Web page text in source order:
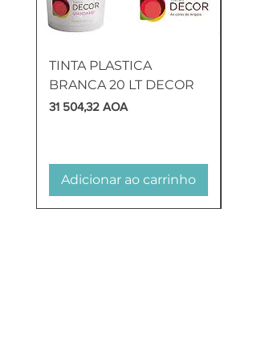
TINTA PLASTICA
BRANCA 20 LT DECOR
Preço
31 504,32 AOA
Adicionar ao carrinho